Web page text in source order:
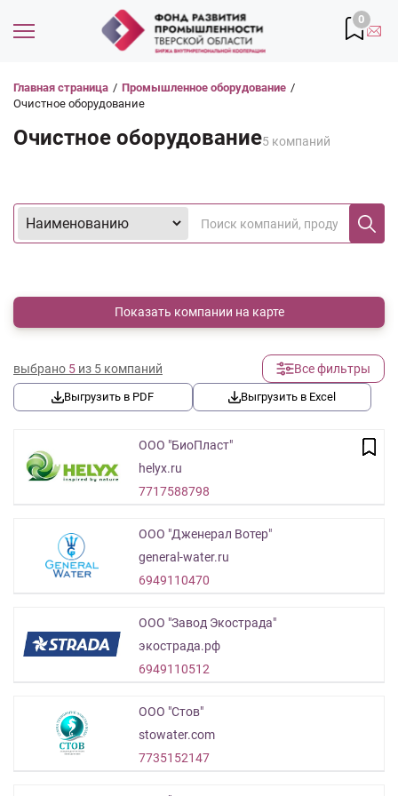
0
Главная страница / Промышленное оборудование /
Очистное оборудование
Очистное оборудование5 компаний
Показать компании на карте
выбрано 5 из 5 компаний Все фильтры
Выгрузить в PDF Выгрузить в Excel
ООО "БиоПласт"
helyx.ru
7717588798
ООО "Дженерал Вотер"
general-water.ru
6949110470
ООО "Завод Экострада"
экострада.рф
6949110512
ООО "Стов"
stowater.com
7735152147